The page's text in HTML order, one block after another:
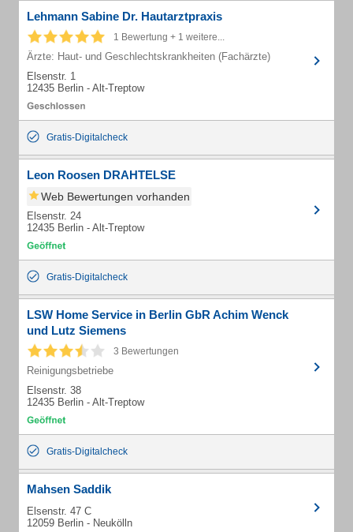
Lehmann Sabine Dr. Hautarztpraxis
1 Bewertung + 1 weitere...
Ärzte: Haut- und Geschlechtskrankheiten (Fachärzte)
Elsenstr. 1
12435 Berlin - Alt-Treptow
Gratis-Digitalcheck
Leon Roosen DRAHTELSE
Web Bewertungen vorhanden
Elsenstr. 24
12435 Berlin - Alt-Treptow
Gratis-Digitalcheck
LSW Home Service in Berlin GbR Achim Wenck
und Lutz Siemens
3 Bewertungen
Reinigungsbetriebe
Elsenstr. 38
12435 Berlin - Alt-Treptow
Gratis-Digitalcheck
Mahsen Saddik
Elsenstr. 47 C
12059 Berlin - Neukölln